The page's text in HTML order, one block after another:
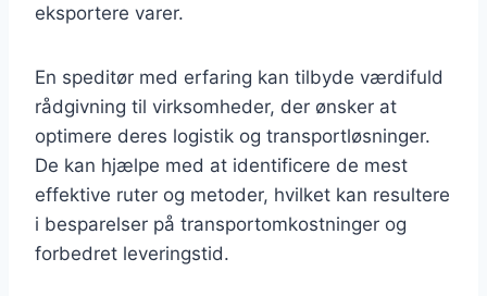
eksportere varer.
En speditør med erfaring kan tilbyde værdifuld
rådgivning til virksomheder, der ønsker at
optimere deres logistik og transportløsninger.
De kan hjælpe med at identificere de mest
effektive ruter og metoder, hvilket kan resultere
i besparelser på transportomkostninger og
forbedret leveringstid.